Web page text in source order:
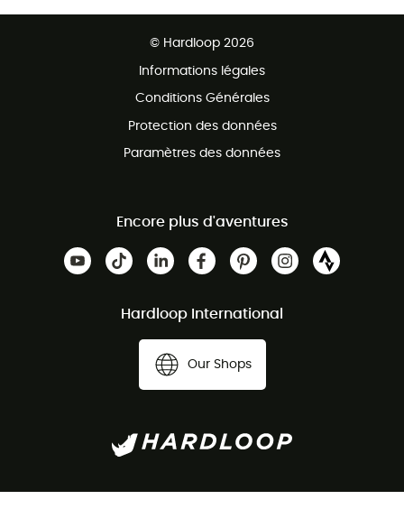
© Hardloop 2026
Informations légales
Conditions Générales
Protection des données
Paramètres des données
Encore plus d'aventures
Hardloop International
Our Shops